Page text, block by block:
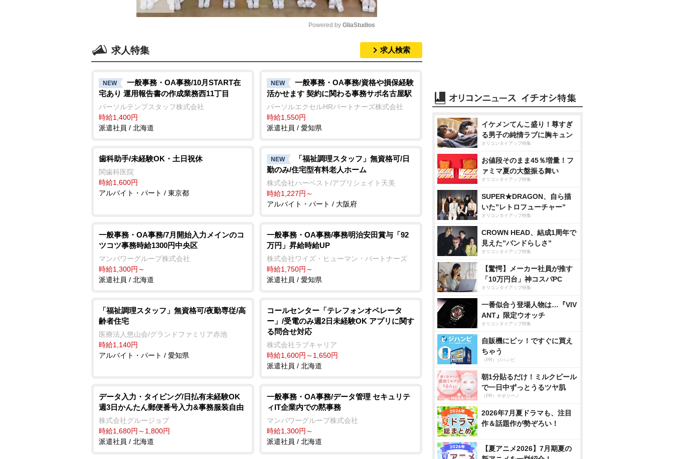
t
e
Powered by GliaStudios
求人特集 求人検索
NEW
一般事務・OA事務/10月START在
宅あり 運用報告書の作成業務西11丁目
パーソルテンプスタッフ株式会社
時給1,400円
派遣社員 / 北海道
NEW
一般事務・OA事務/資格や損保経験
活かせます 契約に関わる事務サポ名古屋駅
パーソルエクセルHRパートナーズ株式会社
時給1,550円
派遣社員 / 愛知県
歯科助手/未経験OK・土日祝休
関歯科医院
時給1,600円
アルバイト・パート / 東京都
NEW
「福祉調理スタッフ」無資格可/日
勤のみ/住宅型有料老人ホーム
株式会社ハーベスト/アプリシェイト天美
時給1,227円～
アルバイト・パート / 大阪府
一般事務・OA事務/7月開始入力メインのコ
ツコツ事務時給1300円中央区
マンパワーグループ株式会社
時給1,300円～
派遣社員 / 北海道
一般事務・OA事務/事務明治安田賞与「92
万円」昇給時給UP
株式会社ワイズ・ヒューマン・パートナーズ
時給1,750円～
派遣社員 / 愛知県
「福祉調理スタッフ」無資格可/夜勤専従/高
齢者住宅
医療法人悠山会/グランドファミリア赤池
時給1,140円
アルバイト・パート / 愛知県
コールセンター「テレフォンオペレータ
ー」/受電のみ週2日未経験OK アプリに関す
る問合せ対応
株式会社ラブキャリア
時給1,600円～1,650円
派遣社員 / 北海道
データ入力・タイピング/日払有未経験OK
週3日かんたん郵便番号入力&事務服装自由
株式会社グルージョブ
時給1,680円～1,800円
派遣社員 / 北海道
一般事務・OA事務/データ管理 セキュリテ
ィIT企業内での黙事務
マンパワーグループ株式会社
時給1,300円～
派遣社員 / 北海道
イケメンてんこ盛り！尊すぎ
る男子の純情ラブに胸キュン
オリコンタイアップ特集
お値段そのまま45％増量！フ
ァミマ夏の大盤振る舞い
オリコンタイアップ特集
SUPER★DRAGON、自ら描
いた”レトロフューチャー”
オリコンタイアップ特集
CROWN HEAD、結成1周年で
見えた”バンドらしさ”
オリコンタイアップ特集
【驚愕】メーカー社員が推す
「10万円台」神コスパPC
オリコンタイアップ特集
一番似合う登場人物は…『VIV
ANT』限定ウオッチ
オリコンタイアップ特集
自販機にピッ！ですぐに買え
ちゃう
（PR）ジハンピ
朝1分貼るだけ！ミルクピール
で一日中ずっとうるツヤ肌
（PR）サボリーノ
2026年7月夏ドラマも、注目
作＆話題作が勢ぞろい！
【夏アニメ2026】7月期夏の